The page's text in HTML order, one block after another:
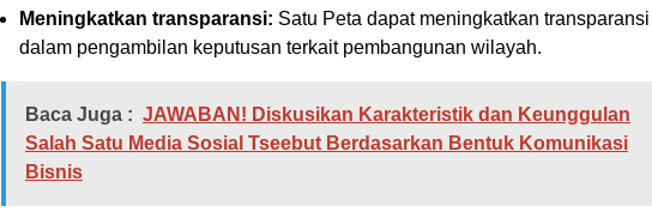
Meningkatkan transparansi: Satu Peta dapat meningkatkan transparansi
dalam pengambilan keputusan terkait pembangunan wilayah.
Baca Juga : JAWABAN! Diskusikan Karakteristik dan Keunggulan
Salah Satu Media Sosial Tseebut Berdasarkan Bentuk Komunikasi
Bisnis